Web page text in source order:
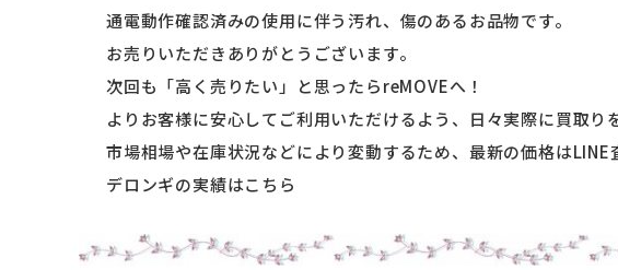
通電動作確認済みの使用に伴う汚れ、傷のあるお品物です。
お売りいただきありがとうございます。
次回も「高く売りたい」と思ったらreMOVEへ！
よりお客様に安心してご利用いただけるよう、日々実際に買取り
市場相場や在庫状況などにより変動するため、最新の価格はLINE
デロンギの実績はこちら